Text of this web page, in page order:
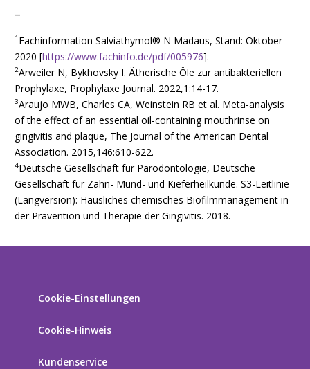
1 Fachinformation Salviathymol® N Madaus, Stand: Oktober
2020 [https://www.fachinfo.de/pdf/005976].
2Arweiler N, Bykhovsky I. Ätherische Öle zur antibakteriellen
Prophylaxe, Prophylaxe Journal. 2022,1:14-17.
3Araujo MWB, Charles CA, Weinstein RB et al. Meta-analysis
of the effect of an essential oil-containing mouthrinse on
gingivitis and plaque, The Journal of the American Dental
Association. 2015,146:610-622.
4Deutsche Gesellschaft für Parodontologie, Deutsche
Gesellschaft für Zahn- Mund- und Kieferheilkunde. S3-Leitlinie
(Langversion): Häusliches chemisches Biofilmmanagement in
der Prävention und Therapie der Gingivitis. 2018.
Cookie-Einstellungen
Cookie-Hinweis
Kundenservice